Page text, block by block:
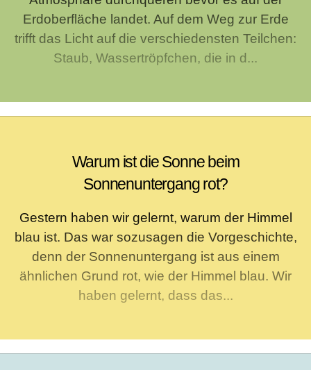
Erdoberfläche landet. Auf dem Weg zur Erde
trifft das Licht auf die verschiedensten Teilchen:
Staub, Wassertröpfchen, die in d...
Warum ist die Sonne beim
Sonnenuntergang rot?
Gestern haben wir gelernt, warum der Himmel
blau ist. Das war sozusagen die Vorgeschichte,
denn der Sonnenuntergang ist aus einem
ähnlichen Grund rot, wie der Himmel blau. Wir
haben gelernt, dass das...